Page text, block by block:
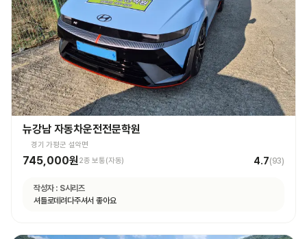
뉴강남 자동차운전전문학원
경기 가평군 설악면
745,000원 2종 보통(자동) 4.7(93)
작성자 : S시리즈
셔틀로데려다주셔서 좋아요